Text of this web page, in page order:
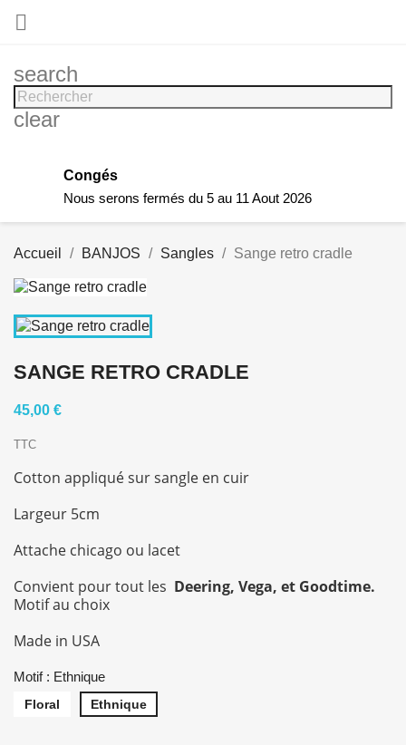

search
clear
Congés
Nous serons fermés du 5 au 11 Aout 2026
Accueil BANJOS Sangles Sange retro cradle
SANGE RETRO CRADLE
45,00 €
TTC
Cotton appliqué sur sangle en cuir
Largeur 5cm
Attache chicago ou lacet
Convient pour tout les Deering, Vega, et Goodtime.
Motif au choix
Made in USA
Motif : Ethnique
Floral Ethnique